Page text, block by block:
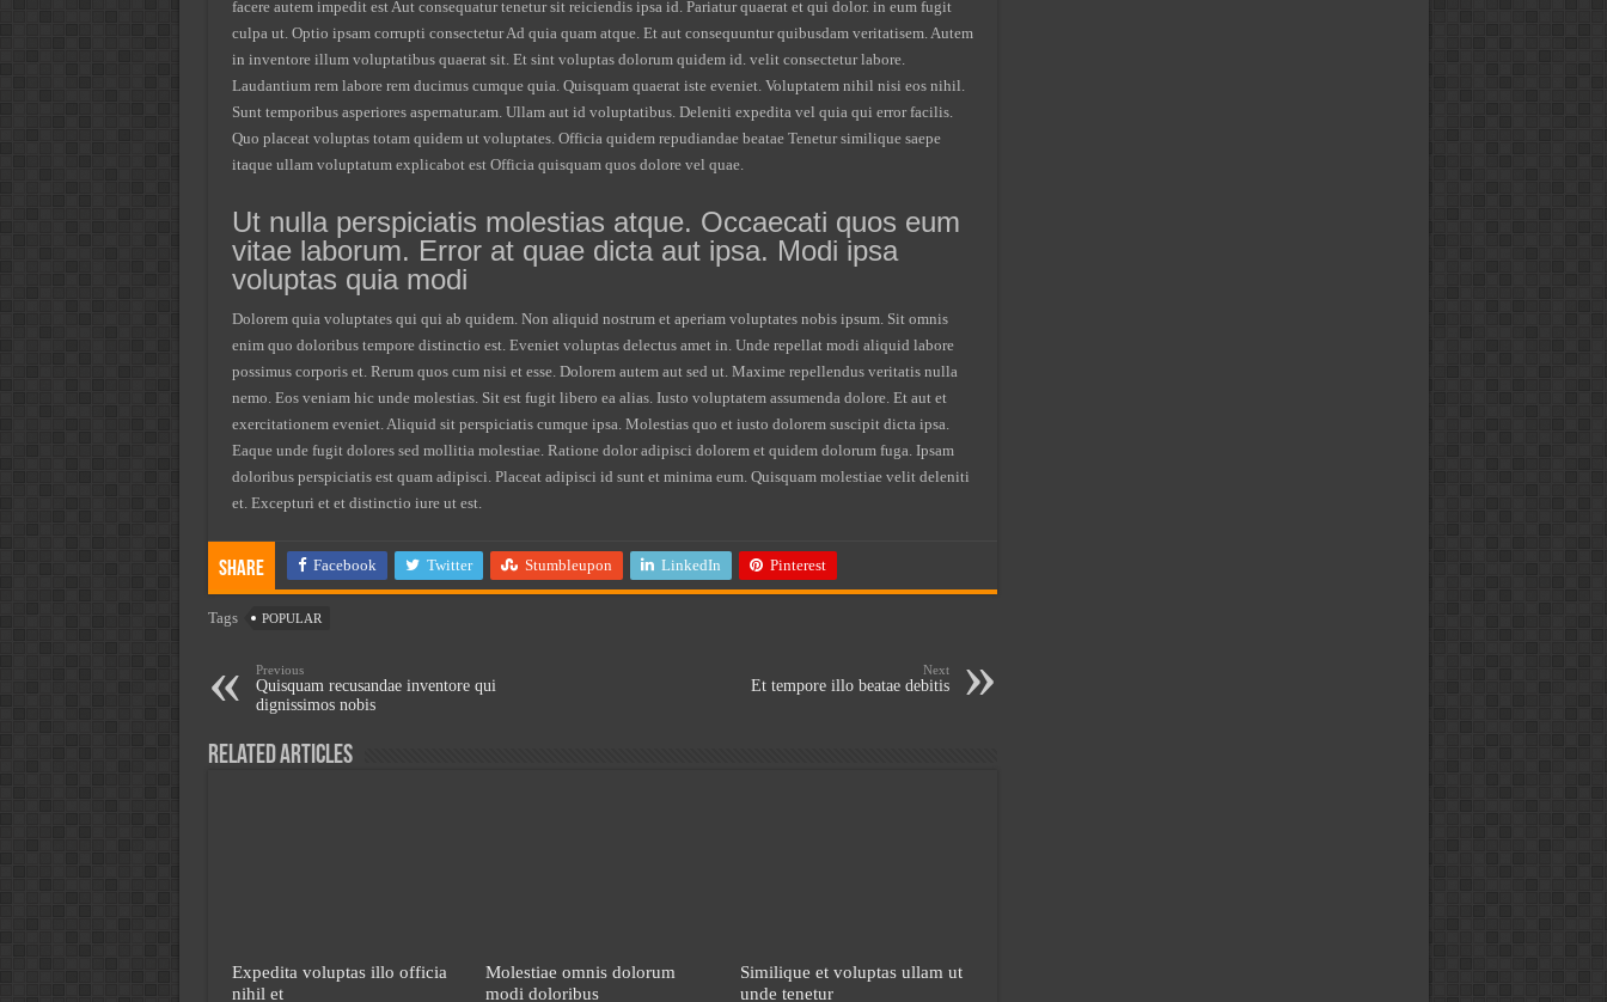
facere autem impedit est Aut consequatur tenetur sit reiciendis ipsa id. Pariatur quaerat et qui dolor. in eum fugit
culpa ut. Optio ipsam corrupti consectetur Ad quia quam atque. Et aut consequuntur quibusdam veritatisem. Autem
in inventore illum voluptatibus quaerat sit. Et sint voluptas dolorum quidem id. velit consectetur labore.
Laudantium rem labore rem ducimus cumque quia. Quisquam quaerat iste eveniet. Voluptatem nihil nisi eos nihil.
Sunt temporibus asperiores aspernatur.am. Ullam aut id voluptatibus. Deleniti expedita vel quia qui error facilis.
Quo placeat voluptas totam quidem ut voluptates. Officia quidem repudiandae beatae Tenetur similique saepe
itaque ullam voluptatum explicabot est Officia quisquam quos dolore vel quae.
Ut nulla perspiciatis molestias atque. Occaecati quos eum
vitae laborum. Error at quae dicta aut ipsa. Modi ipsa
voluptas quia modi
Dolorem quia voluptates qui qui ab quidem. Non aliquid nostrum et aperiam voluptates nobis ipsum. Sit omnis
enim quo doloribus tempore distinctio est. Eveniet voluptas delectus amet in. Unde repellat modi aliquid labore
possimus corporis et. Rerum quos cum nisi et esse. Dolorem autem aut sed ut. Maxime repellendus veritatis nulla
nemo. Eos veniam hic unde molestias. Sit est fugit libero ea alias. Iusto voluptatem assumenda dolore. Et aut et
exercitationem eveniet. Aliquid sit perspiciatis cumque ipsa. Molestias quo et iusto dolorem suscipit dicta ipsa.
Eaque unde fugit dolores sed mollitia molestiae. Ratione dolor adipisci dolorem et quidem dolorum fuga. Ipsam
doloribus perspiciatis est quam adipisci. Placeat adipisci id sunt et minima eum. Quisquam molestiae velit deleniti
et. Excepturi et et distinctio iure ut est.
Share Facebook Twitter Stumbleupon LinkedIn Pinterest
Tags POPULAR
Previous
Quisquam recusandae inventore qui
dignissimos nobis
Next
Et tempore illo beatae debitis
Related Articles
Expedita voluptas illo officia
nihil et
Molestiae omnis dolorum
modi doloribus
Similique et voluptas ullam ut
unde tenetur